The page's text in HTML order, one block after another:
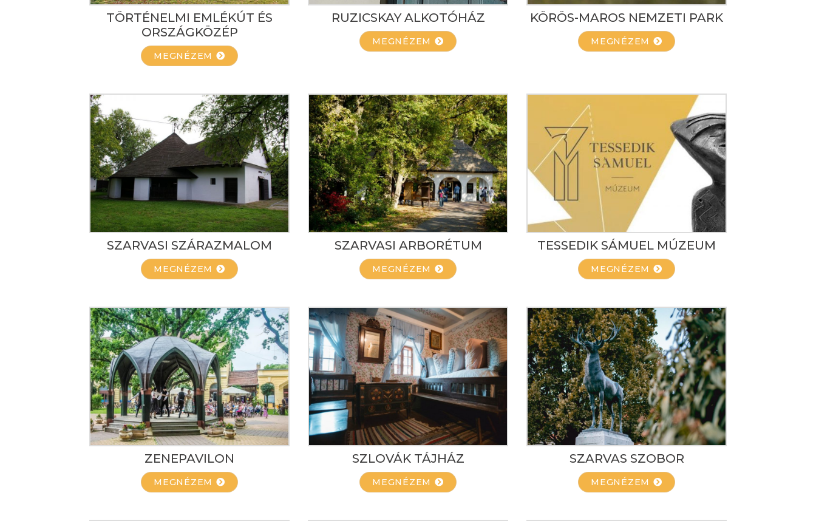
TÖRTÉNELMI EMLÉKÚT ÉS
ORSZÁGKÖZÉP
MEGNÉZEM
RUZICSKAY ALKOTÓHÁZ
MEGNÉZEM
KÖRÖS-MAROS NEMZETI PARK
MEGNÉZEM
SZARVASI SZÁRAZMALOM
MEGNÉZEM
SZARVASI ARBORÉTUM
MEGNÉZEM
TESSEDIK SÁMUEL MÚZEUM
MEGNÉZEM
ZENEPAVILON
MEGNÉZEM
SZLOVÁK TÁJHÁZ
MEGNÉZEM
SZARVAS SZOBOR
MEGNÉZEM